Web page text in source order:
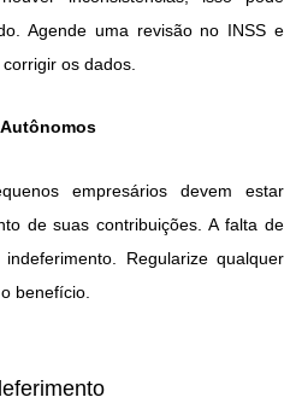
Agende uma revisão no INSS e
os dados.
empresários devem estar
de suas contribuições. A falta de
Regularize qualquer
benefício.